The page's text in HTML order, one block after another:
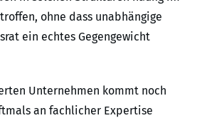
ohne dass unabhängige
ein echtes Gegengewicht
Unternehmen kommt noch
an fachlicher Expertise